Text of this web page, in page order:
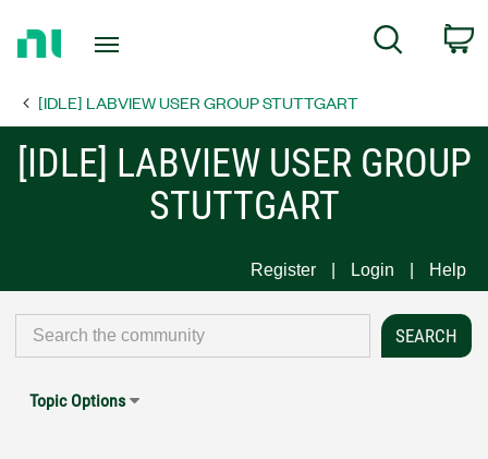
Page
Search
[IDLE] LABVIEW USER GROUP STUTTGART
[IDLE] LABVIEW USER GROUP
STUTTGART
Register Login Help
Topic Options